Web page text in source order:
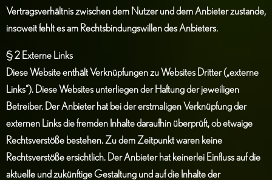
Vertragsverhältnis zwischen dem Nutzer und dem Anbieter zustande,
insoweit fehlt es am Rechtsbindungswillen des Anbieters.
§ 2 Externe Links
Diese Website enthält Verknüpfungen zu Websites Dritter („externe
Links“). Diese Websites unterliegen der Haftung der jeweiligen
Betreiber. Der Anbieter hat bei der erstmaligen Verknüpfung der
externen Links die fremden Inhalte daraufhin überprüft, ob etwaige
Rechtsverstöße bestehen. Zu dem Zeitpunkt waren keine
Rechtsverstöße ersichtlich. Der Anbieter hat keinerlei Einfluss auf die
aktuelle und zukünftige Gestaltung und auf die Inhalte der